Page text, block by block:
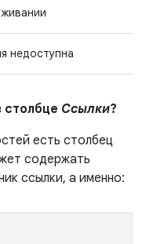
недоступна
столбце Ссылки?
есть столбец
содержать
ссылки, а именно: